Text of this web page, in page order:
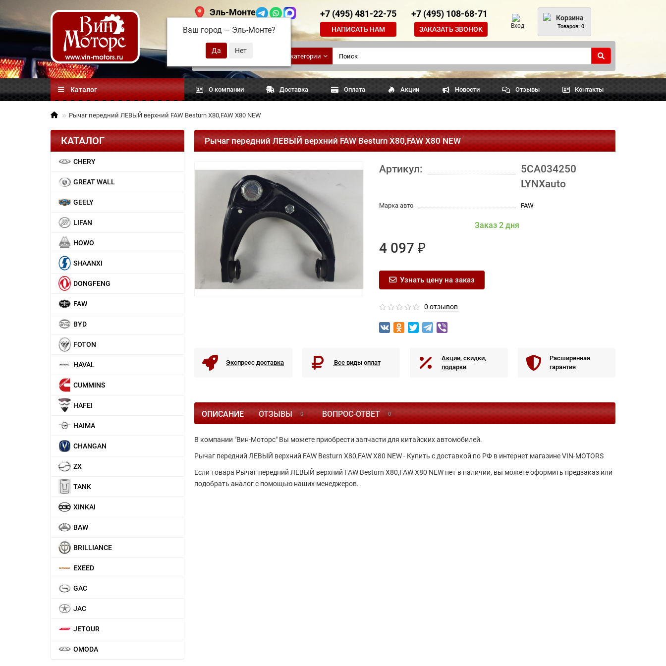
Эль-Монте
Ваш город — Эль-Монте?
+7 (495) 481-22-75
НАПИСАТЬ НАМ
+7 (495) 108-68-71
ЗАКАЗАТЬ ЗВОНОК Вход
Корзина
Товаров: 0
Китайские
автозапчасти
Все категории
Каталог О компании Доставка Оплата Акции Новости Отзывы Контакты
Рычаг передний ЛЕВЫЙ верхний FAW Besturn X80,FAW X80 NEW
КАТАЛОГ
CHERY
GREAT WALL
GEELY
LIFAN
HOWO
SHAANXI
DONGFENG
FAW
BYD
FOTON
HAVAL
CUMMINS
HAFEI
HAIMA
CHANGAN
ZX
TANK
XINKAI
BAW
BRILLIANCE
EXEED
GAC
JAC
JETOUR
OMODA
Рычаг передний ЛЕВЫЙ верхний FAW Besturn X80,FAW X80 NEW
Артикул:
5CA034250
LYNXauto
Марка авто FAW
Заказ 2 дня
4 097 ₽
Узнать цену на заказ
0 отзывов
Экспресс доставка Все виды оплат
Акции, скидки,
подарки
Расширенная
гарантия
ОПИСАНИЕ ОТЗЫВЫ 0 ВОПРОС-ОТВЕТ 0
В компании "Вин-Моторс" Вы можете приобрести запчасти для китайских автомобилей.
Рычаг передний ЛЕВЫЙ верхний FAW Besturn X80,FAW X80 NEW - Купить с доставкой по РФ в интернет магазине VIN-MOTORS
Если товара Рычаг передний ЛЕВЫЙ верхний FAW Besturn X80,FAW X80 NEW нет в наличии, вы можете оформить предзаказ или
подобрать аналог с помощью наших менеджеров.